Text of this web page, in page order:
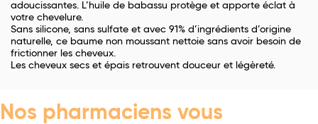
adoucissantes. L’huile de babassu protège et apporte éclat à
votre chevelure.
Sans silicone, sans sulfate et avec 91% d’ingrédients d’origine
naturelle, ce baume non moussant nettoie sans avoir besoin de
frictionner les cheveux.
Les cheveux secs et épais retrouvent douceur et légèreté.
Nos pharmaciens vous